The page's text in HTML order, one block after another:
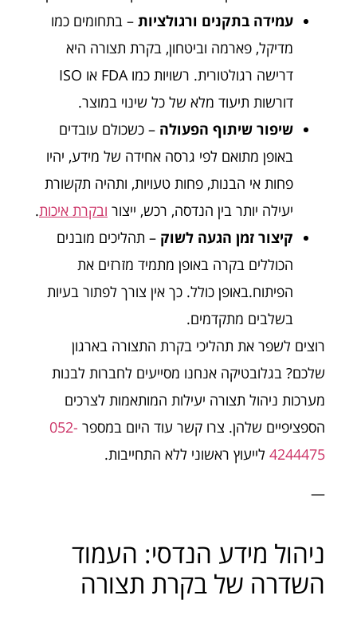
עמידה בתקנים ורגולציות – בתחומים כמו
מדיקל, פארמה וביטחון, בקרת תצורה היא
דרישה רגולטורית. רשויות כמו FDA או ISO
דורשות תיעוד מלא של כל שינוי במוצר.
שיפור שיתוף הפעולה – כשכולם עובדים
באופן מתואם לפי גרסה אחידה של מידע, יהיו
פחות אי הבנות, פחות טעויות, ותהיה תקשורת
יעילה יותר בין הנדסה, רכש, ייצור ובקרת איכות.
קיצור זמן הגעה לשוק – תהליכים מובנים
הכוללים בקרה באופן מתמיד מזרזים את
הפיתוח.באופן כולל. כך אין צורך לפתור בעיות
בשלבים מתקדמים.
רוצים לשפר את תהליכי בקרת התצורה בארגון
שלכם? בגלובטיקה אנחנו מסייעים לחברות לבנות
מערכות ניהול תצורה יעילות המותאמות לצרכים
הספציפיים שלהן. צרו קשר עוד היום במספר 052-
4244475 לייעוץ ראשוני ללא התחייבות.
—
ניהול מידע הנדסי: העמוד
השדרה של בקרת תצורה